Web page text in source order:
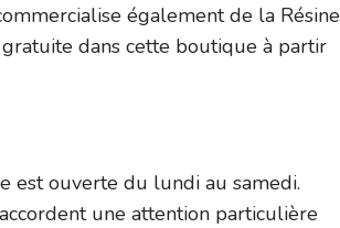
également de la Résine
dans cette boutique à partir
est ouverte du lundi au samedi.
une attention particulière